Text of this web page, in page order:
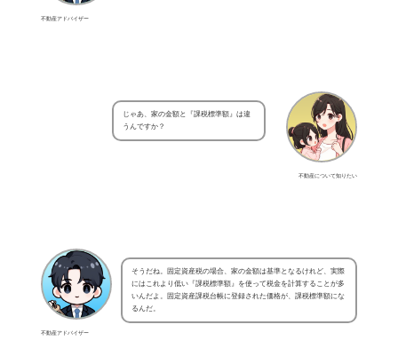
不動産アドバイザー
不動産について知りたい
じゃあ、家の金額と『課税標準額』は違
うんですか？
不動産アドバイザー
そうだね。固定資産税の場合、家の金額は基準となるけれど、実際
にはこれより低い『課税標準額』を使って税金を計算することが多
いんだよ。固定資産課税台帳に登録された価格が、課税標準額にな
るんだ。